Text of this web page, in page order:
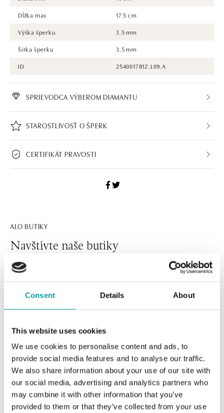
Consent Details About
This website uses cookies
We use cookies to personalise content and ads, to
provide social media features and to analyse our traffic.
We also share information about your use of our site with
our social media, advertising and analytics partners who
may combine it with other information that you’ve
provided to them or that they’ve collected from your use
Dĺžka max
17.5 cm
Výška šperku
3.5 mm
Šírka šperku
3.5 mm
ID
254001781Z.L09.A
SPRIEVODCA VÝBEROM DIAMANTU
STAROSTLIVOSŤ O ŠPERK
CERTIFIKÁT PRAVOSTI
ALO BUTIKY
Navštívte naše butiky
Všetky Česko Slovensko
ALO diamonds Hilton, Košice